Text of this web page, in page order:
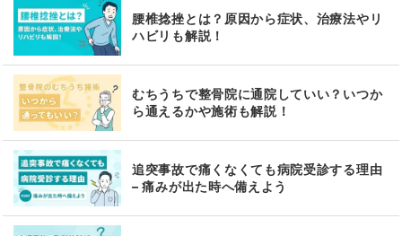
腰椎捻挫とは？原因から症状、治療法やリ
ハビリも解説！
むちうちで整骨院に通院していい？いつか
ら通えるかや施術も解説！
追突事故で痛くなくても病院受診する理由
– 痛みが出た時へ備えよう